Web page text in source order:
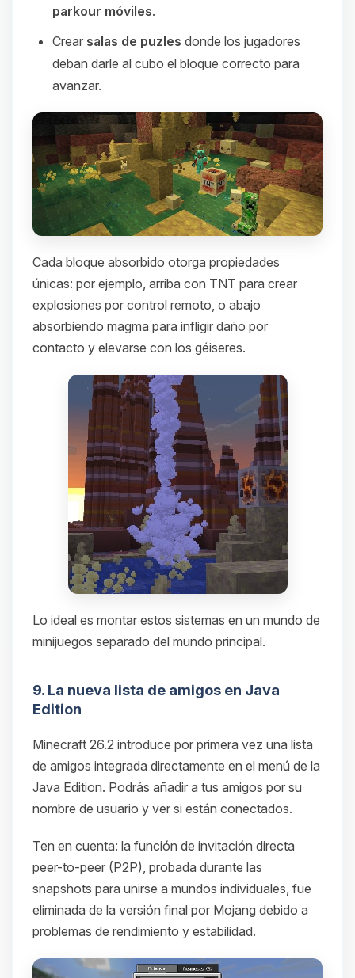
parkour móviles.
Crear salas de puzles donde los jugadores
deban darle al cubo el bloque correcto para
avanzar.
Cada bloque absorbido otorga propiedades
únicas: por ejemplo, arriba con TNT para crear
explosiones por control remoto, o abajo
absorbiendo magma para infligir daño por
contacto y elevarse con los géiseres.
Lo ideal es montar estos sistemas en un mundo de
minijuegos separado del mundo principal.
9. La nueva lista de amigos en Java
Edition
Minecraft 26.2 introduce por primera vez una lista
de amigos integrada directamente en el menú de la
Java Edition. Podrás añadir a tus amigos por su
nombre de usuario y ver si están conectados.
Ten en cuenta: la función de invitación directa
peer-to-peer (P2P), probada durante las
snapshots para unirse a mundos individuales, fue
eliminada de la versión final por Mojang debido a
problemas de rendimiento y estabilidad.